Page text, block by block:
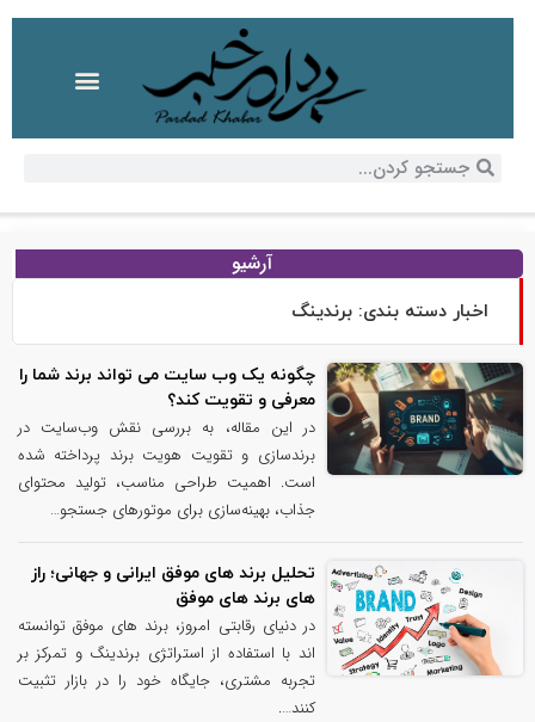
آرشیو
اخبار دسته بندی: برندینگ
چگونه یک وب سایت می تواند برند شما را
معرفی و تقویت کند؟
در این مقاله، به بررسی نقش وب‌سایت در
برندسازی و تقویت هویت برند پرداخته شده
است. اهمیت طراحی مناسب، تولید محتوای
جذاب، بهینه‌سازی برای موتورهای جستجو…
تحلیل برند های موفق ایرانی و جهانی؛ راز
های برند های موفق
در دنیای رقابتی امروز، برند های موفق توانسته
اند با استفاده از استراتژی برندینگ و تمرکز بر
تجربه مشتری، جایگاه خود را در بازار تثبیت
کنند….